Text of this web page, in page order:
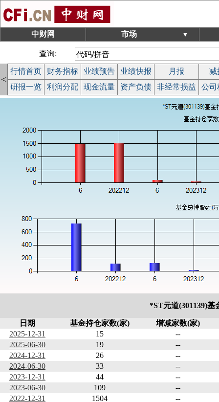
中财网 市场 ▼
查询:
<
行情首页 财务指标 业绩预告 业绩快报 月报
减
研报一览
利润分配 现金流量 资产负债 非经常损益 公司
*ST元道(301139)基
日期 基金持仓家数(家)
增减家数(家)
2025-12-31
15
--
2025-06-30
19
--
2024-12-31
26
--
2024-06-30
33
--
2023-12-31
44
--
2023-06-30
109
--
2022-12-31
1504
--